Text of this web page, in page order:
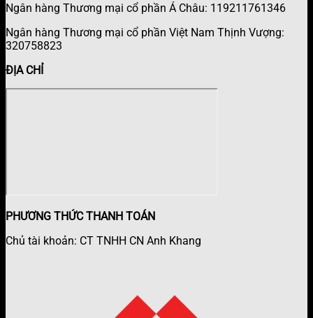
Ngân hàng Thương mại cổ phần Á Châu: 119211761346
Ngân hàng Thương mại cổ phần Việt Nam Thịnh Vượng:
320758823
ĐỊA CHỈ
PHƯƠNG THỨC THANH TOÁN
Chủ tài khoản: CT TNHH CN Anh Khang